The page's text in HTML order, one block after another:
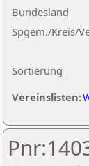
Sortierung
Bundesland
Spgem./Kreis/
Vereinslisten: